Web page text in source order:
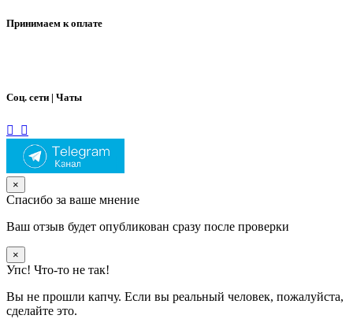
Принимаем к оплате
Соц. сети | Чаты
×
Спасибо за ваше мнение
Ваш отзыв будет опубликован сразу после проверки
×
Упс! Что-то не так!
Вы не прошли капчу. Если вы реальный человек, пожалуйста,
сделайте это.